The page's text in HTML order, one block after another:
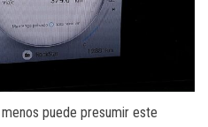
puede presumir este